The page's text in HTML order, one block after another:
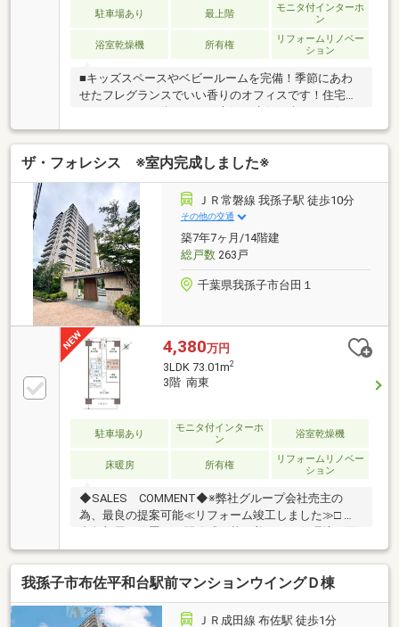
自己資金(貯金)を出さざる負えないのが不動産購入で
す新居獲得の大きな喜びと同時にもしもの急な出費に
不安な方も多いはずですあらゆるケースに対応し購入
駐車場あり 最上階
モニタ付インターホ
ン
浴室乾燥機 所有権
リフォームリノベー
ション
■キッズスペースやベビールームを完備！季節にあわ
せたフレグランスでいい香りのオフィスです！住宅ロ
させていただきます！！■独自のFP相談【未来カレン
ダー】住宅購入の資金計画は未来を見据えて立てなけ
ればいけません。漠然とした不安や悩みを『見える
化』して幸せな未来へのスタートを切りましょう。■
業界初の無料アフターサポート【TOHO HOUSE
CLUB】『住まい』のご購入はゴールではなくスタート
です。お客様の『住まい』と『暮らし』の安心と安全
を守るサービスを全て無料で提供しています。詳細は
お気軽にお問合せ下さい！
ザ・フォレシス ※室内完成しました※
ＪＲ常磐線 我孫子駅 徒歩10分
その他の交通
築7年7ヶ月/14階建
総戸数263戸
千葉県我孫子市台田１
4,380万円
3LDK 73.01m2
3階 南東
駐車場あり
モニタ付インターホ
ン
浴室乾燥機
床暖房 所有権
リフォームリノベー
ション
◆SALES COMMENT◆※弊社グループ会社売主の
為、最良の提案可能≪リフォーム竣工しました≫□ 南
時に享受できる魅力的な立地□ 南東向き住戸のため、
柔らかな朝日が差し込む心地よいスタートを迎えられ
る明るさ□ 規約に基づきペット飼育が可能で、大切な
家族とも安心して暮らせる住まい□ 新規表層フルリノ
ベーションを実施し、長く快適に暮らせる室内仕様※
我孫子市布佐平和台駅前マンションウイングＤ棟
ＪＲ成田線 布佐駅 徒歩1分